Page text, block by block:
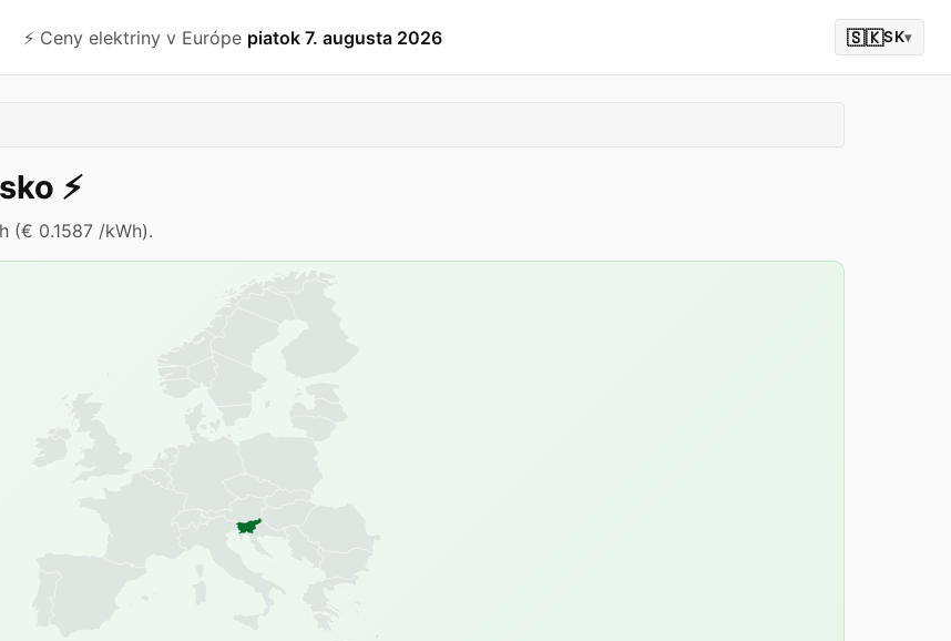
⚡️ Ceny elektriny v Európe piatok 7. augusta 2026 🇸🇰SK▾
⚡️
(€ 0.1587 /kWh).